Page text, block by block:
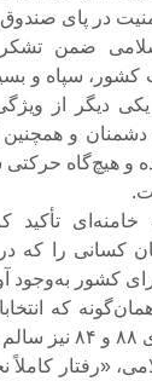
در پای
ضمن
کشور، سپاه و
یکی دیگر از
دشمنان و
و هیچ‌گاه حرکتی
تأکید
کشور به‌وجود
که
«رفتار کاملاً